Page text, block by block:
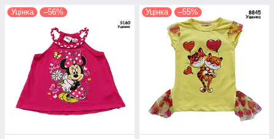
Уцінка –56% Уцінка –55%